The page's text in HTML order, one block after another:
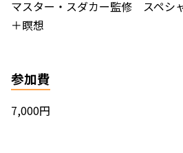
マスター・スダカー監修 スペシ
＋瞑想
参加費
7,000円